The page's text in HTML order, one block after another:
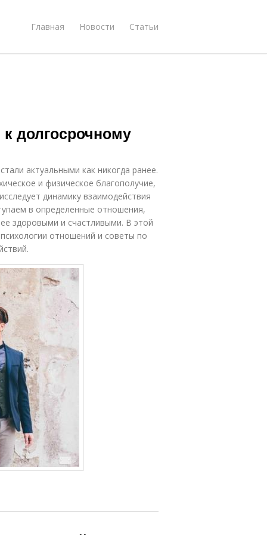
Главная Новости Статьи
долгосрочному
актуальными как никогда ранее.
и физическое благополучие,
динамику взаимодействия
в определенные отношения,
здоровыми и счастливыми. В этой
отношений и советы по